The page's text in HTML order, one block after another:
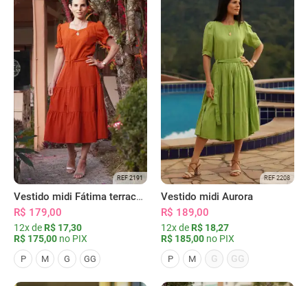
REF 2191
Vestido midi Fátima terracota
R$ 179,00
12x de R$ 17,30
R$ 175,00 no PIX
P M G GG
REF 2208
Vestido midi Aurora
R$ 189,00
12x de R$ 18,27
R$ 185,00 no PIX
P M G GG